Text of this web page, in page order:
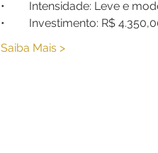
•	Intensidade: Leve e
•	Investimento: R$
Saiba Mais >